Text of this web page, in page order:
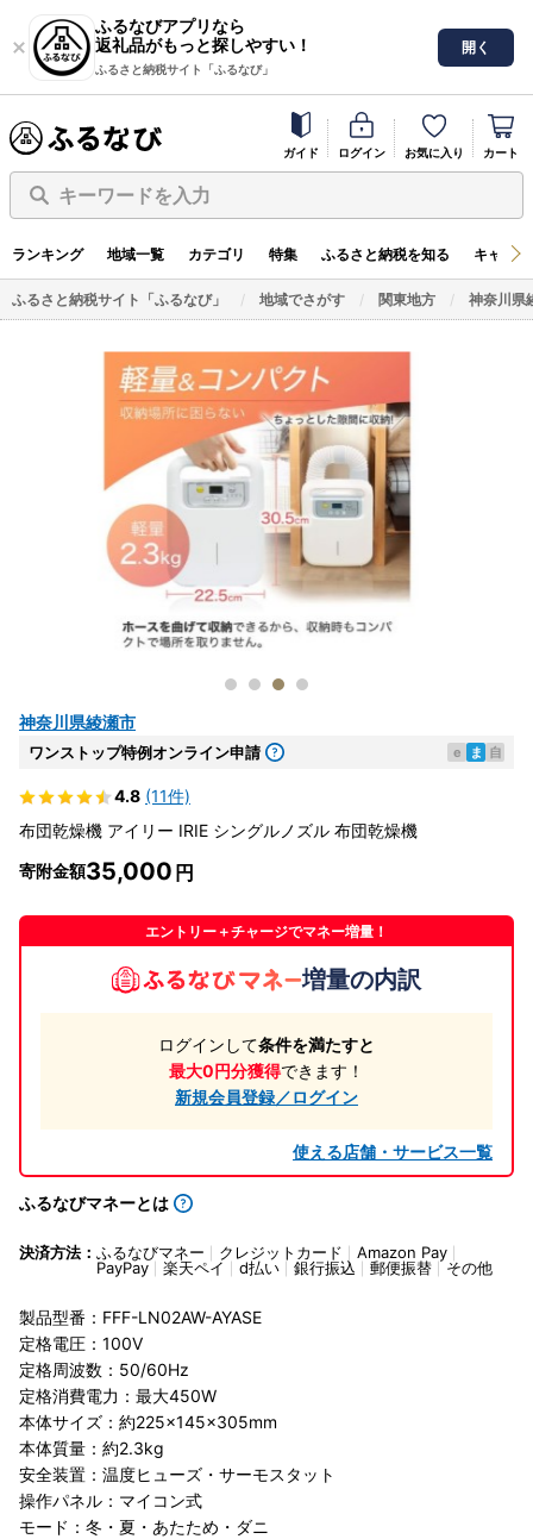
ふるなびアプリなら
返礼品がもっと探しやすい！
ふるさと納税サイト「ふるなび」
開く
ガイド ログイン お気に入り カート
キーワードを入力
ランキング 地域一覧 カテゴリ 特集 ふるさと納税を知る キャン
ふるさと納税サイト「ふるなび」 地域でさがす 関東地方 神奈川県
神奈川県綾瀬市
ワンストップ特例オンライン申請 e ま 自
4.8 (11件)
布団乾燥機 アイリー IRIE シングルノズル 布団乾燥機
寄附金額35,000
エントリー＋チャージでマネー増量！
増量の内訳
ログインして条件を満たすと
最大0円分獲得できます！
新規会員登録／ログイン
使える店舗・サービス一覧
ふるなびマネーとは
決済方法： ふるなびマネー クレジットカード
Amazon Pay
PayPay
楽天ペイ d払い 銀行振込 郵便振替 その他
製品型番：FFF-LN02AW-AYASE
定格電圧：100V
定格周波数：50/60Hz
定格消費電力：最大450W
本体サイズ：約225×145×305mm
本体質量：約2.3kg
安全装置：温度ヒューズ・サーモスタット
操作パネル：マイコン式
モード：冬・夏・あたため・ダニ